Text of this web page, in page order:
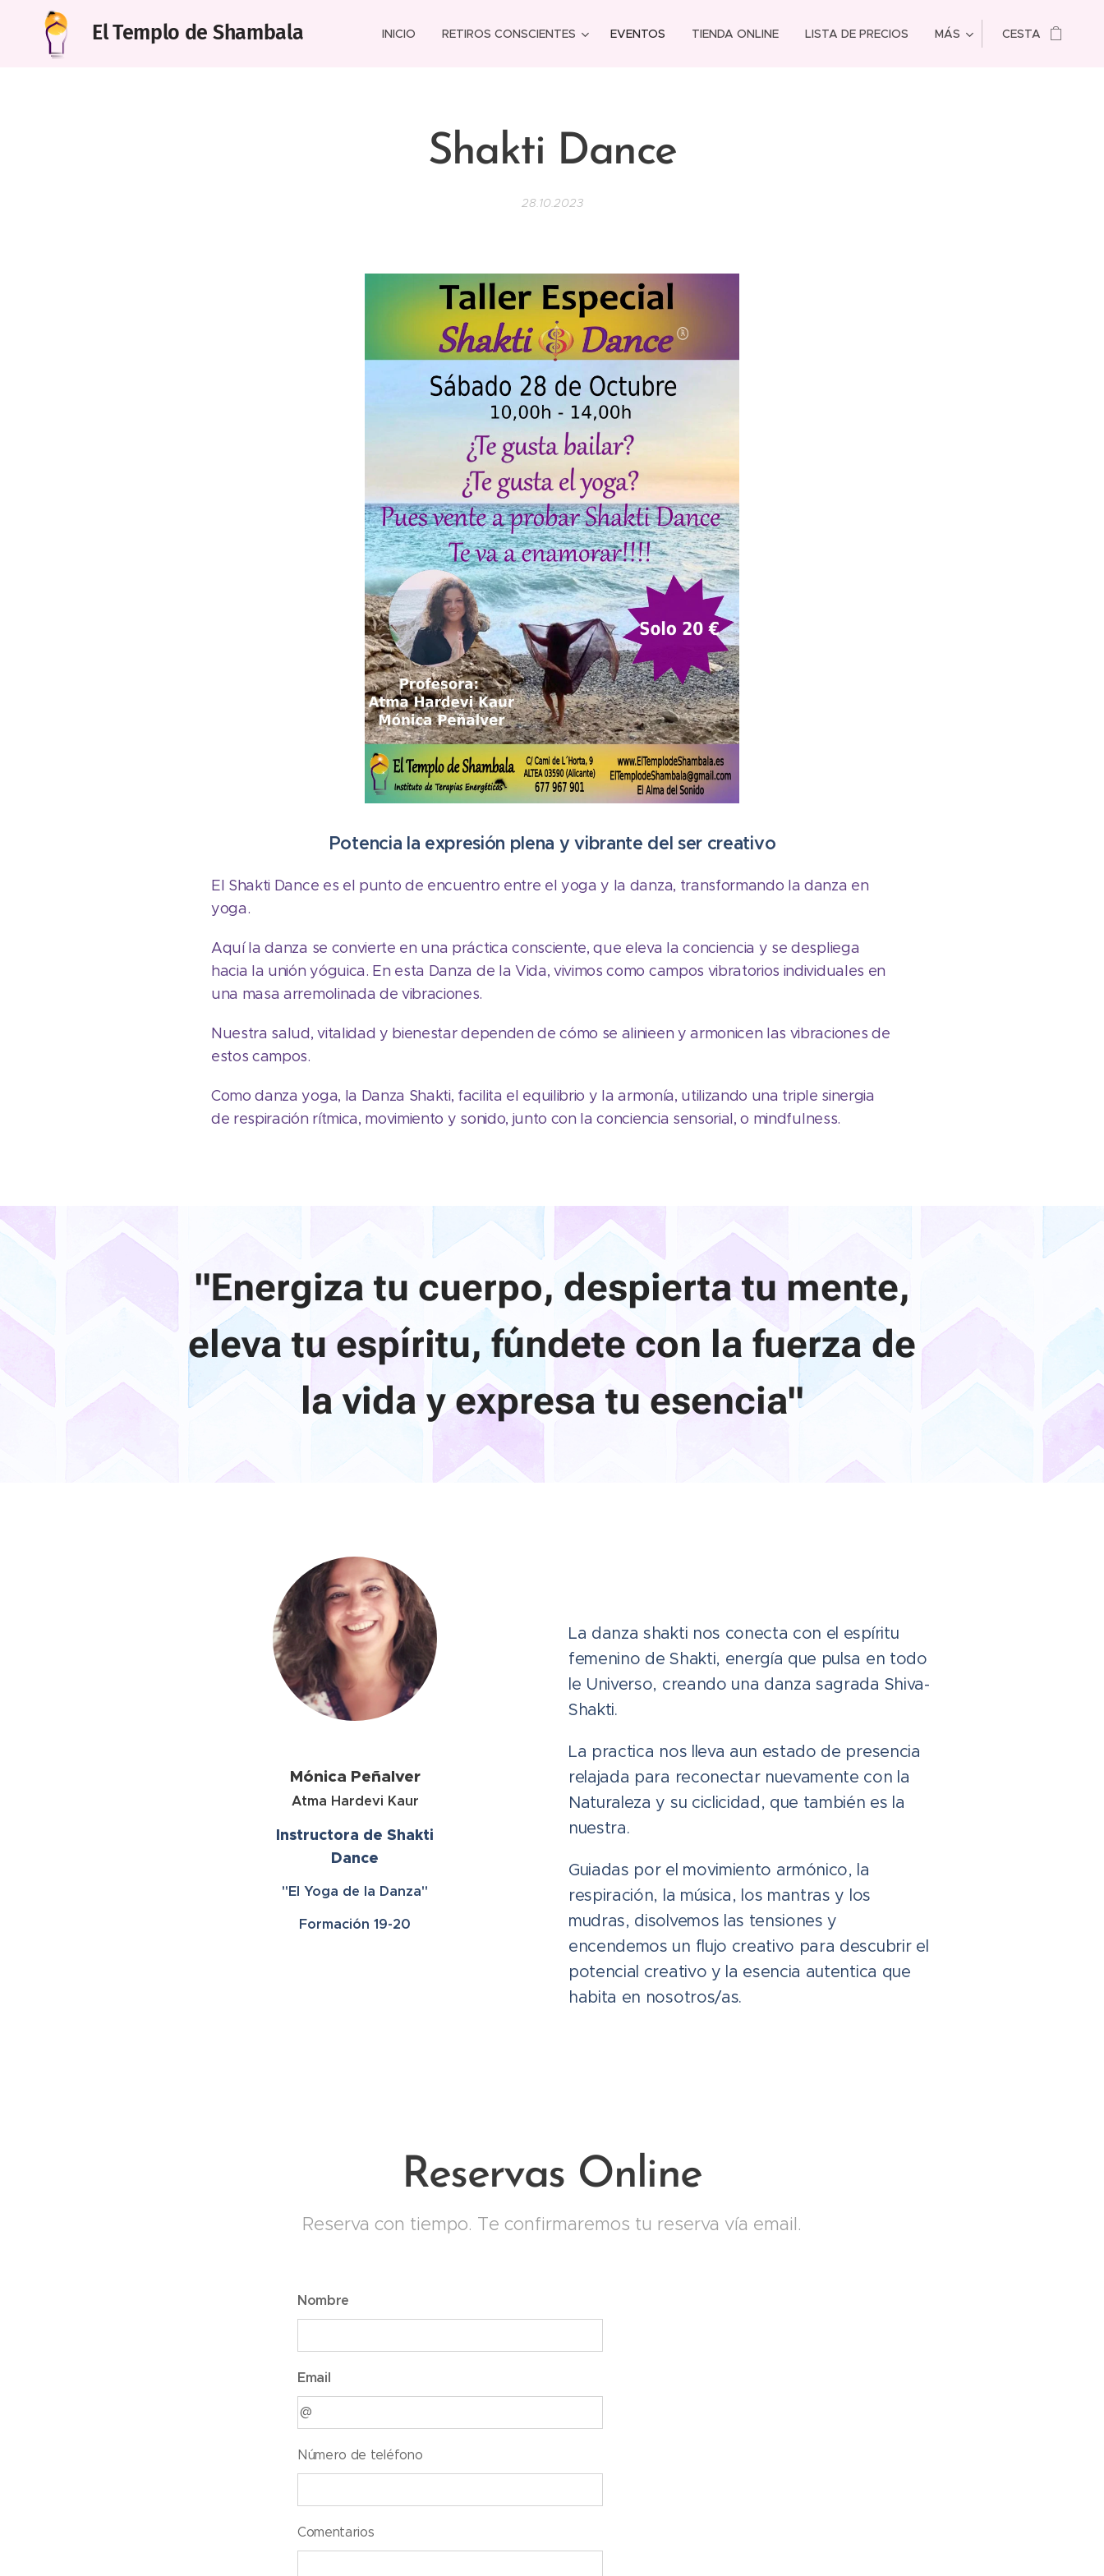
El Templo de Shambala INICIO RETIROS CONSCIENTES EVENTOS TIENDA ONLINE LISTA DE PRECIOS MÁS CESTA
Shakti Dance
28.10.2023
Potencia la expresión plena y vibrante del ser creativo
El Shakti Dance es el punto de encuentro entre el yoga y la danza, transformando la danza en
yoga.
Aquí la danza se convierte en una práctica consciente, que eleva la conciencia y se despliega
hacia la unión yóguica. En esta Danza de la Vida, vivimos como campos vibratorios individuales en
una masa arremolinada de vibraciones.
Nuestra salud, vitalidad y bienestar dependen de cómo se alinieen y armonicen las vibraciones de
estos campos.
Como danza yoga, la Danza Shakti, facilita el equilibrio y la armonía, utilizando una triple sinergia
de respiración rítmica, movimiento y sonido, junto con la conciencia sensorial, o mindfulness.
"Energiza tu cuerpo, despierta tu mente,
eleva tu espíritu, fúndete con la fuerza de
la vida y expresa tu esencia"
Mónica Peñalver
Atma Hardevi Kaur
Instructora de Shakti
Dance
"El Yoga de la Danza"
Formación 19-20
La danza shakti nos conecta con el espíritu
femenino de Shakti, energía que pulsa en todo
le Universo, creando una danza sagrada Shiva-
Shakti.
La practica nos lleva aun estado de presencia
relajada para reconectar nuevamente con la
Naturaleza y su ciclicidad, que también es la
nuestra.
Guiadas por el movimiento armónico, la
respiración, la música, los mantras y los
mudras, disolvemos las tensiones y
encendemos un flujo creativo para descubrir el
potencial creativo y la esencia autentica que
habita en nosotros/as.
Reservas Online
Reserva con tiempo. Te confirmaremos tu reserva vía email.
Nombre
Email
Número de teléfono
Comentarios